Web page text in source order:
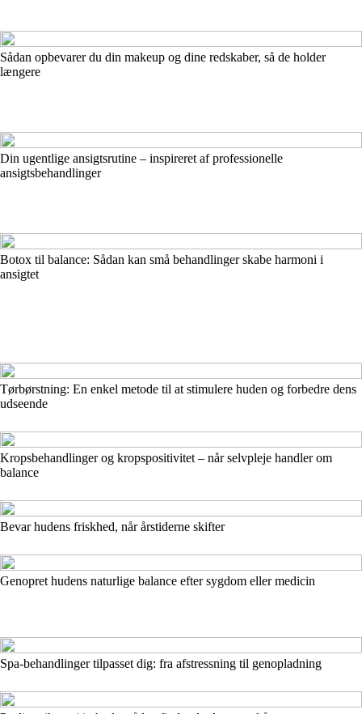
Sådan opbevarer du din makeup og dine redskaber, så de holder
længere
Din ugentlige ansigtsrutine – inspireret af professionelle
ansigtsbehandlinger
Botox til balance: Sådan kan små behandlinger skabe harmoni i
ansigtet
Tørbørstning: En enkel metode til at stimulere huden og forbedre dens
udseende
Kropsbehandlinger og kropspositivitet – når selvpleje handler om
balance
Bevar hudens friskhed, når årstiderne skifter
Genopret hudens naturlige balance efter sygdom eller medicin
Spa-behandlinger tilpasset dig: fra afstressning til genopladning